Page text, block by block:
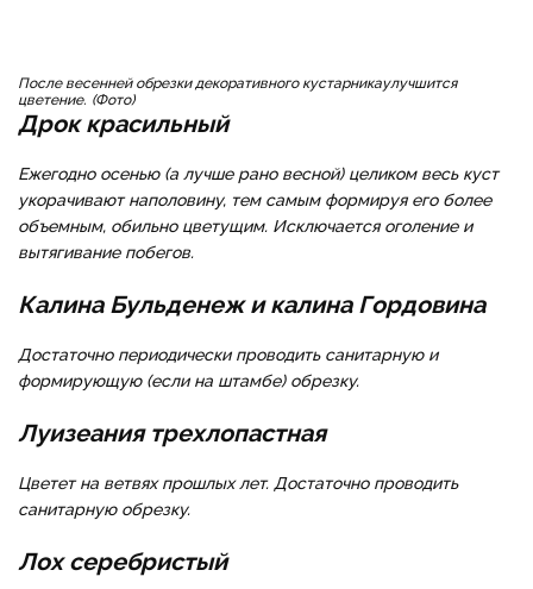
После весенней обрезки декоративного кустарникаулучшится
цветение. Фото
Дрок красильный
Ежегодно осенью (а лучше рано весной) целиком весь куст
укорачивают наполовину, тем самым формируя его более
объемным, обильно цветущим. Исключается оголение и
вытягивание побегов.
Калина Бульденеж и калина Гордовина
Достаточно периодически проводить санитарную и
формирующую (если на штамбе) обрезку.
Луизеания трехлопастная
Цветет на ветвях прошлых лет. Достаточно проводить
санитарную обрезку.
Лох серебристый